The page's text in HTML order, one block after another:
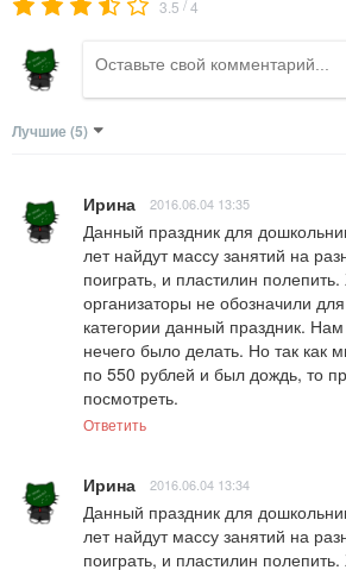
3.5 /4
Лучшие (5)
Ирина 2016.06.04 13:35
Данный праздник для
лет найдут массу занятий на
поиграть, и пластилин
организаторы не обозначили
категории данный праздник.
нечего было делать. Но так как
по 550 рублей и был дождь, то
посмотреть.
Ответить
Ирина 2016.06.04 13:34
Данный праздник для
лет найдут массу занятий на
поиграть, и пластилин